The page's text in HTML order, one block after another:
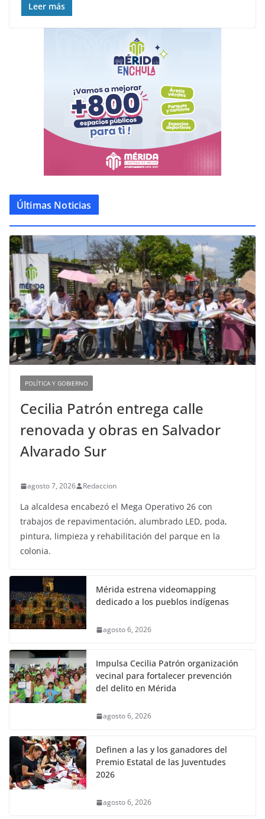
Leer más
Últimas Noticias
POLÍTICA Y GOBIERNO
Cecilia Patrón entrega calle
renovada y obras en Salvador
Alvarado Sur
agosto 7, 2026 Redaccion
La alcaldesa encabezó el Mega Operativo 26 con
trabajos de repavimentación, alumbrado LED, poda,
pintura, limpieza y rehabilitación del parque en la
colonia.
Mérida estrena videomapping
dedicado a los pueblos indígenas
agosto 6, 2026
Impulsa Cecilia Patrón organización
vecinal para fortalecer prevención
del delito en Mérida
agosto 6, 2026
Definen a las y los ganadores del
Premio Estatal de las Juventudes
2026
agosto 6, 2026